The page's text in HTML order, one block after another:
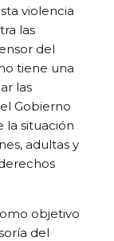
violencia
las
del
tiene una
las
Gobierno
la situación
adultas y
objetivo
del